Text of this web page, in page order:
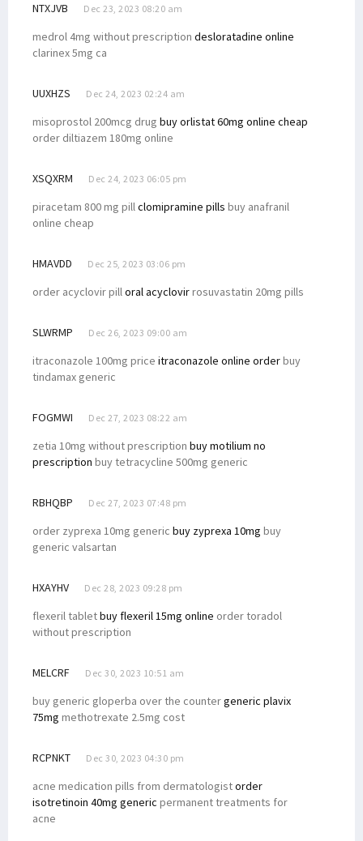
NTXJVB Dec 23, 2023 08:20 am
medrol 4mg without prescription desloratadine online
clarinex 5mg ca
UUXHZS Dec 24, 2023 02:24 am
misoprostol 200mcg drug buy orlistat 60mg online cheap
order diltiazem 180mg online
XSQXRM Dec 24, 2023 06:05 pm
piracetam 800 mg pillclomipramine pills buy anafranil
online cheap
HMAVDD Dec 25, 2023 03:06 pm
order acyclovir pilloral acyclovirrosuvastatin 20mg pills
SLWRMP Dec 26, 2023 09:00 am
itraconazole 100mg price itraconazole online orderbuy
tindamax generic
FOGMWI Dec 27, 2023 08:22 am
zetia 10mg without prescription buy motilium no
prescription buy tetracycline 500mg generic
RBHQBP Dec 27, 2023 07:48 pm
order zyprexa 10mg generic buy zyprexa 10mg buy
generic valsartan
HXAYHV Dec 28, 2023 09:28 pm
flexeril tabletbuy flexeril 15mg online order toradol
without prescription
MELCRF Dec 30, 2023 10:51 am
buy generic gloperba over the countergeneric plavix
75mg methotrexate 2.5mg cost
RCPNKT Dec 30, 2023 04:30 pm
acne medication pills from dermatologistorder
isotretinoin 40mg generic permanent treatments for
acne